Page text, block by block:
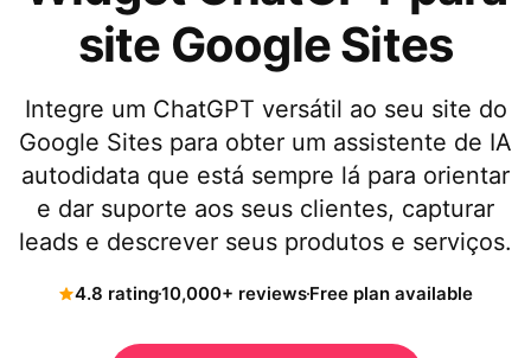
site Google Sites
Integre um ChatGPT versátil ao seu site do
Google Sites para obter um assistente de IA
autodidata que está sempre lá para orientar
e dar suporte aos seus clientes, capturar
leads e descrever seus produtos e serviços.
4.8 rating10,000+ reviewsFree plan available